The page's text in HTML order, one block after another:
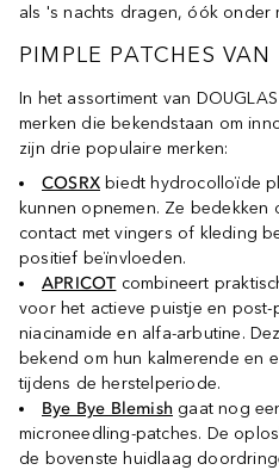
als 's nachts dragen, óók onder
PIMPLE PATCHES
In het assortiment van
merken die bekendstaan om
zijn drie populaire merken:
COSRX biedt hydrocolloïde
kunnen opnemen. Ze bedekken
contact met vingers of kleding
positief beïnvloeden.
APRICOT combineert
voor het actieve puistje en post-
niacinamide en alfa-arbutine.
bekend om hun kalmerende en
tijdens de herstelperiode.
Bye Bye Blemish gaat nog
microneedling-patches. De
de bovenste huidlaag